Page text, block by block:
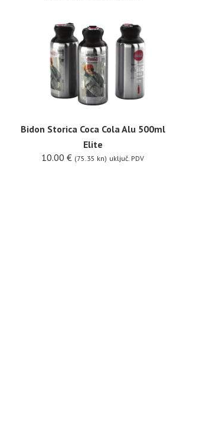
Bidon Storica Coca Cola Alu 500ml
Elite
10.00 € (75.35 kn) uključ. PDV